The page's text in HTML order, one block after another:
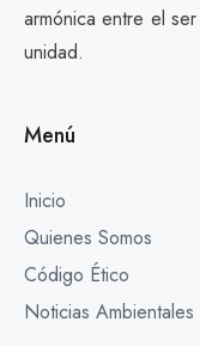
armónica entre el
unidad.
Menú
Inicio
Quienes Somos
Código Ético
Noticias Ambientales